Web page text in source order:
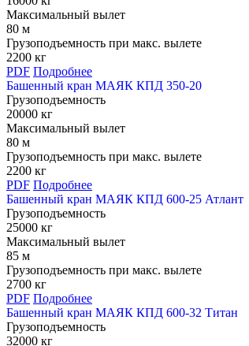
Максимальный вылет
80 м
Грузоподъемность при макс. вылете
2200 кг
PDF Подробнее
Башенный кран МАЯК КПД 350-20
Грузоподъемность
20000 кг
Максимальный вылет
80 м
Грузоподъемность при макс. вылете
2200 кг
PDF Подробнее
Башенный кран МАЯК КПД 600-25 Атлант
Грузоподъемность
25000 кг
Максимальный вылет
85 м
Грузоподъемность при макс. вылете
2700 кг
PDF Подробнее
Башенный кран МАЯК КПД 600-32 Титан
Грузоподъемность
32000 кг